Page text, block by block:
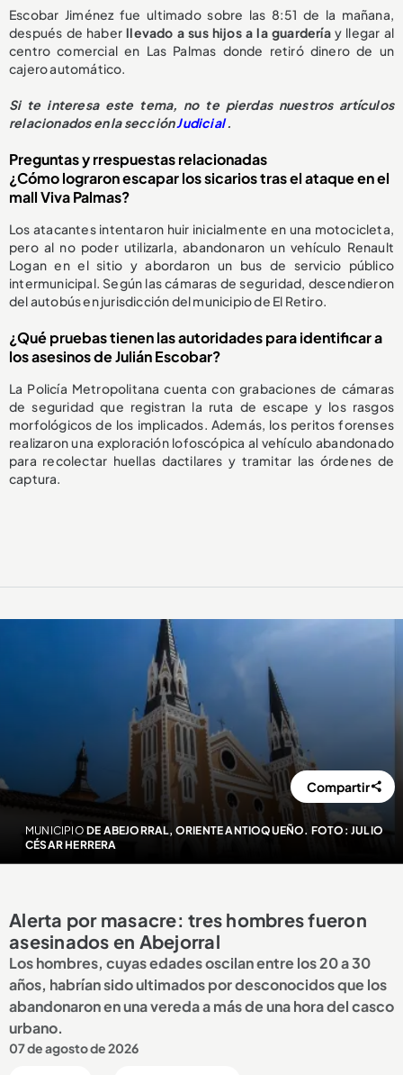
Escobar Jiménez fue ultimado sobre las 8:51 de la mañana,
después de haberllevado a sus hijos a la guarderíay llegar al
centro comercial en Las Palmas donde retiró dinero de un
cajero automático.
Si te interesa este tema, no te pierdas nuestros artículos
relacionados en la sección Judicial.
Preguntas y rrespuestas relacionadas
¿Cómo lograron escapar los sicarios tras el ataque en el
mall Viva Palmas?
Los atacantes intentaron huir inicialmente en una motocicleta,
pero al no poder utilizarla, abandonaron un vehículo Renault
Logan en el sitio y abordaron un bus de servicio público
intermunicipal. Según las cámaras de seguridad, descendieron
del autobús en jurisdicción del municipio de El Retiro.
¿Qué pruebas tienen las autoridades para identificar a
los asesinos de Julián Escobar?
La Policía Metropolitana cuenta con grabaciones de cámaras
de seguridad que registran la ruta de escape y los rasgos
morfológicos de los implicados. Además, los peritos forenses
realizaron una exploración lofoscópica al vehículo abandonado
para recolectar huellas dactilares y tramitar las órdenes de
captura.
MUNICIPIO DE ABEJORRAL, ORIENTE ANTIOQUEÑO. FOTO: JULIO
CÉSAR HERRERA
Compartir
Alerta por masacre: tres hombres fueron
asesinados en Abejorral
Los hombres, cuyas edades oscilan entre los 20 a 30
años, habrían sido ultimados por desconocidos que los
abandonaron en una vereda a más de una hora del casco
urbano.
07 de agosto de 2026